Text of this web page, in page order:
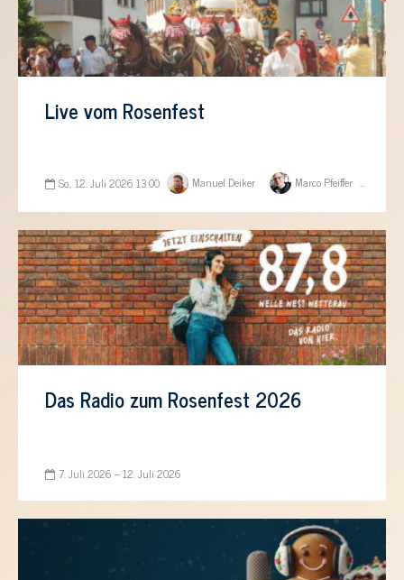
Live vom Rosenfest
So., 12. Juli 2026 13:00 Manuel Deiker Marco Pfeiffer
Das Radio zum Rosenfest 2026
7. Juli 2026 – 12. Juli 2026